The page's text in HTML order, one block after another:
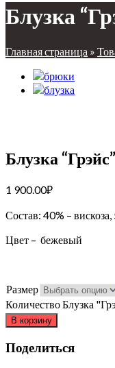
Блузка
Главная страница »
Блузка “Грэйс”
1 900.00₽
Состав: 40% –
Цвет – бежевый
Размер
Количество Блузка
В корзину
Поделиться